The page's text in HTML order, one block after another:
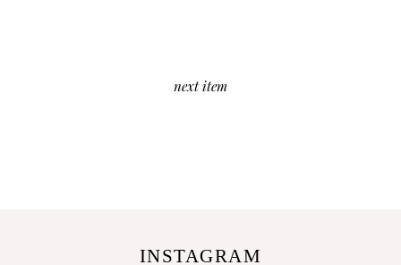
next item
INSTAGRAM